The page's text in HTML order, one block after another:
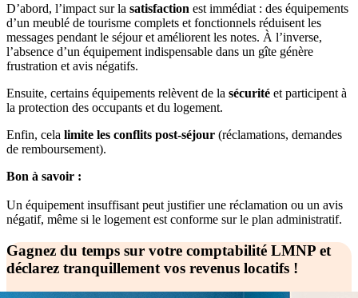
D’abord, l’impact sur la satisfaction est immédiat : des équipements
d’un meublé de tourisme complets et fonctionnels réduisent les
messages pendant le séjour et améliorent les notes. À l’inverse,
l’absence d’un équipement indispensable dans un gîte génère
frustration et avis négatifs.
Ensuite, certains équipements relèvent de la sécurité et participent à
la protection des occupants et du logement.
Enfin, cela limite les conflits post-séjour (réclamations, demandes
de remboursement).
Bon à savoir :
Un équipement insuffisant peut justifier une réclamation ou un avis
négatif, même si le logement est conforme sur le plan administratif.
Gagnez du temps sur votre comptabilité LMNP et
déclarez tranquillement vos revenus locatifs !